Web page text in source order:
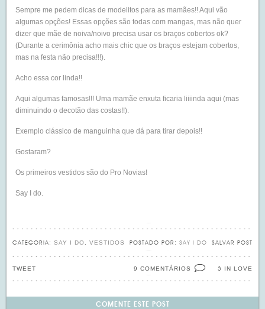
Sempre me pedem dicas de modelitos para as mamães!! Aqui vão
algumas opções! Essas opções são todas com mangas, mas não quer
dizer que mãe de noiva/noivo precisa usar os braços cobertos ok?
(Durante a cerimônia acho mais chic que os braços estejam cobertos,
mas na festa não precisa!!!).
Acho essa cor linda!!
Aqui algumas famosas!!! Uma mamãe enxuta ficaria liiiinda aqui (mas
diminuindo o decotão das costas!!).
Exemplo clássico de manguinha que dá para tirar depois!!
Gostaram?
Os primeiros vestidos são do Pro Novias!
Say I do.
CATEGORIA:SAY I DO ,VESTIDOS SALVAR POST
POSTADO POR: SAY I DO
3 IN LOVE
9 COMENTÁRIOS
TWEET
COMENTE ESTE POST